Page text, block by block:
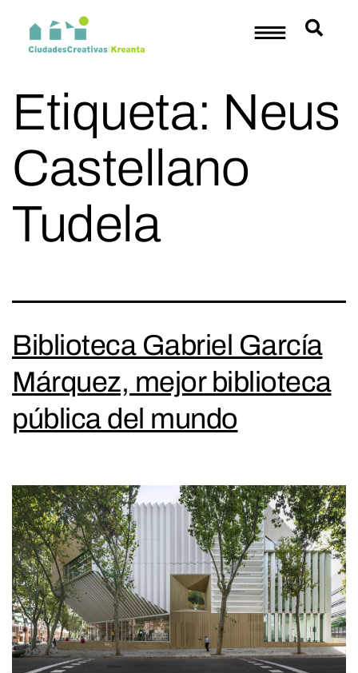
Etiqueta: Neus
Castellano
Tudela
Biblioteca Gabriel García
Márquez, mejor biblioteca
pública del mundo